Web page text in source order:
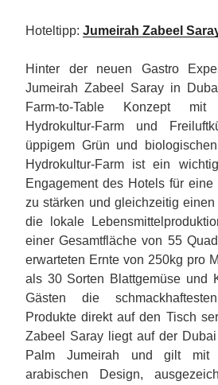
Hoteltipp: Jumeirah Zabeel
Hinter der neuen Gastro
Jumeirah Zabeel Saray in
Farm-to-Table Konzept
Hydrokultur-Farm und
üppigem Grün und
Hydrokultur-Farm ist ein
Engagement des Hotels für
zu stärken und gleichzeitig
die lokale
einer Gesamtfläche von 55
erwarteten Ernte von 250kg pro
als 30 Sorten Blattgemüse und
Gästen die
Produkte direkt auf den Tisch
Zabeel Saray liegt auf der Dubai
Palm Jumeirah und gilt mit
arabischen Design,